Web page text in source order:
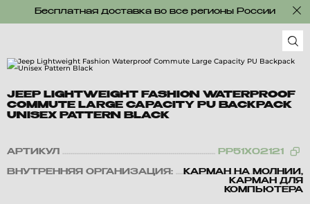
Бесплатная доставка во все регионы России
JEEP LIGHTWEIGHT FASHION WATERPROOF
COMMUTE LARGE CAPACITY PU BACKPACK
UNISEX PATTERN BLACK
АРТИКУЛ PP51X02121
ВНУТРЕННЯЯ ОРГАНИЗАЦИЯ:
КАРМАН НА МОЛНИИ,
КАРМАН ДЛЯ
КОМПЬЮТЕРА